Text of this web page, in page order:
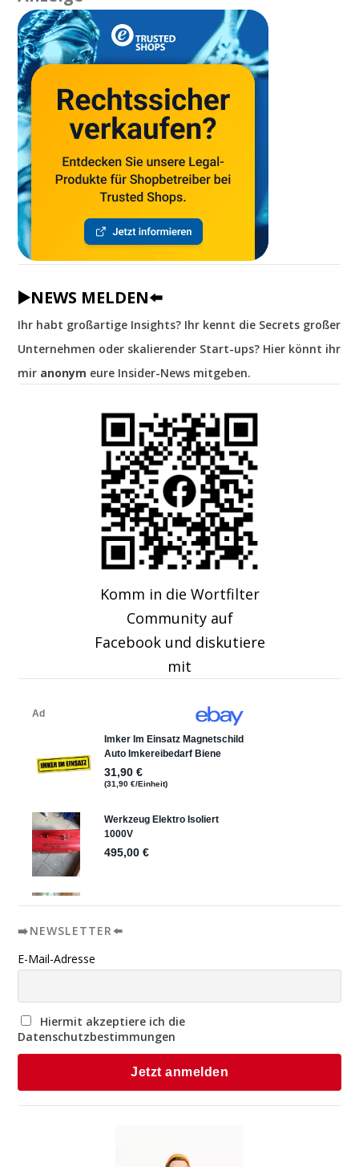
▶️NEWS MELDEN⬅️
Ihr habt großartige Insights? Ihr kennt die Secrets großer
Unternehmen oder skalierender Start-ups? Hier könnt ihr
mir anonym eure Insider-News mitgeben.
Komm in die Wortfilter
Community auf
Facebook und diskutiere
mit
➡️NEWSLETTER⬅️
E-Mail-Adresse
Hiermit akzeptiere ich die
Datenschutzbestimmungen